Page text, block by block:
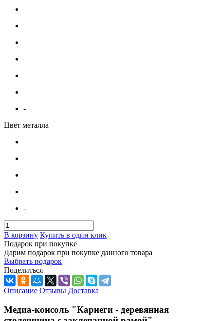
-
Цвет металла
-
В корзину Купить в один клик
Подарок при покупке
Дарим подарок при покупке данного товара
Выбрать подарок
Поделиться
Описание Отзывы Доставка
Медиа-консоль "Карнеги - деревянная